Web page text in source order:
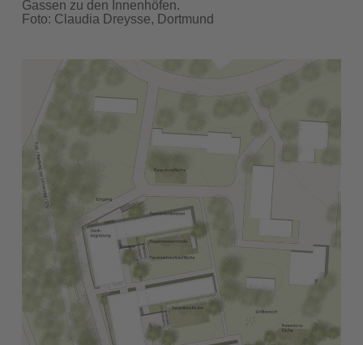
Gassen zu den Innenhöfen.
Foto: Claudia Dreysse, Dortmund